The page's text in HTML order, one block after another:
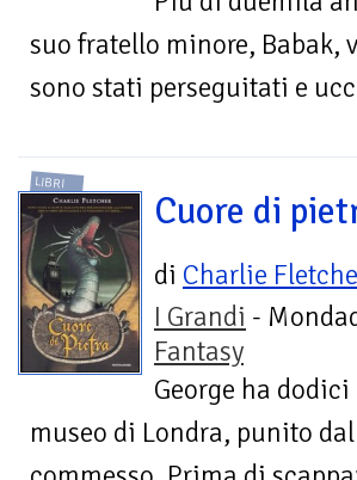
suo fratello minore, Babak,
sono stati perseguitati e
LIBRI
Cuore di
di Charlie
I Grandi -
Fantasy
George ha
museo di Londra, punito